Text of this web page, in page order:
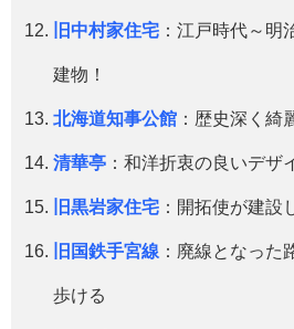
旧中村家住宅 ：江戸時代～明
建物！
北海道知事公館 ：歴史深く綺
清華亭 ：和洋折衷の良いデザ
旧黒岩家住宅 ：開拓使が建設
旧国鉄手宮線 ：廃線となった
歩ける